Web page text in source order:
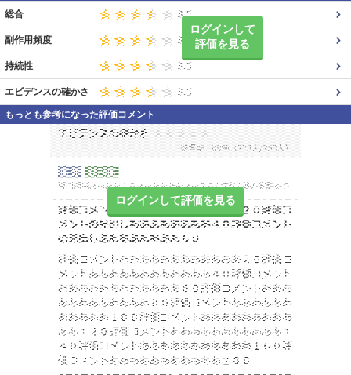
ログインして
評価を見る
総合
副作用頻度
持続性
エビデンスの確かさ
もっとも参考になった評価コメント
ログインして評価を見る